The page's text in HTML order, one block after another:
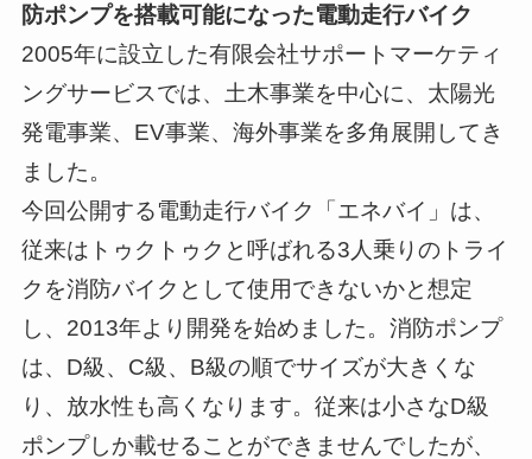
防ポンプを搭載可能になった電動走行バイク
2005年に設立した有限会社サポートマーケティ
ングサービスでは、土木事業を中心に、太陽光
発電事業、EV事業、海外事業を多角展開してき
ました。
今回公開する電動走行バイク「エネバイ」は、
従来はトゥクトゥクと呼ばれる3人乗りのトライ
クを消防バイクとして使用できないかと想定
し、2013年より開発を始めました。消防ポンプ
は、D級、C級、B級の順でサイズが大きくな
り、放水性も高くなります。従来は小さなD級
ポンプしか載せることができませんでしたが、